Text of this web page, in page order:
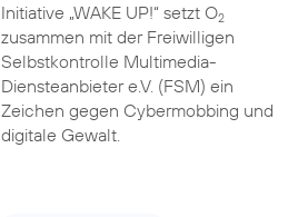
Initiative „WAKE UP!“ setzt O2
zusammen mit der Freiwilligen
Selbstkontrolle Multimedia-
Diensteanbieter e.V. (FSM) ein
Zeichen gegen Cybermobbing und
digitale Gewalt.